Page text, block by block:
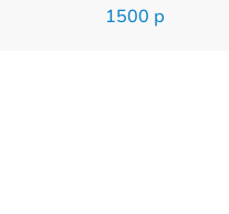
1500 р